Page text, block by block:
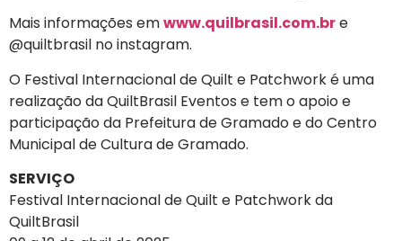
Mais informações emwww.quilbrasil.com.bre
@quiltbrasil no instagram.
O Festival Internacional de Quilt e Patchwork é uma
realização da QuiltBrasil Eventos e tem o apoio e
participação da Prefeitura de Gramado e do Centro
Municipal de Cultura de Gramado.
SERVIÇO
Festival Internacional de Quilt e Patchwork da
QuiltBrasil